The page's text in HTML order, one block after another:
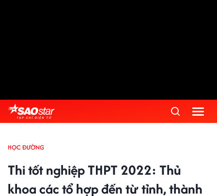
HỌC ĐƯỜNG
Thi tốt nghiệp THPT 2022: Thủ
khoa các tổ hợp đến từ tỉnh, thành